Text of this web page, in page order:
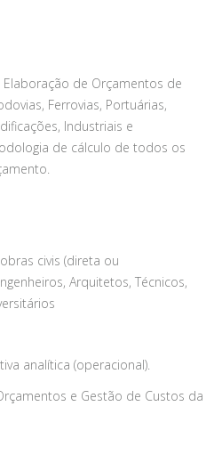
de Orçamentos de
Ferrovias, Portuárias,
Industriais e
de cálculo de todos os
civis (direta ou
Arquitetos, Técnicos,
analítica (operacional).
e Gestão de Custos da